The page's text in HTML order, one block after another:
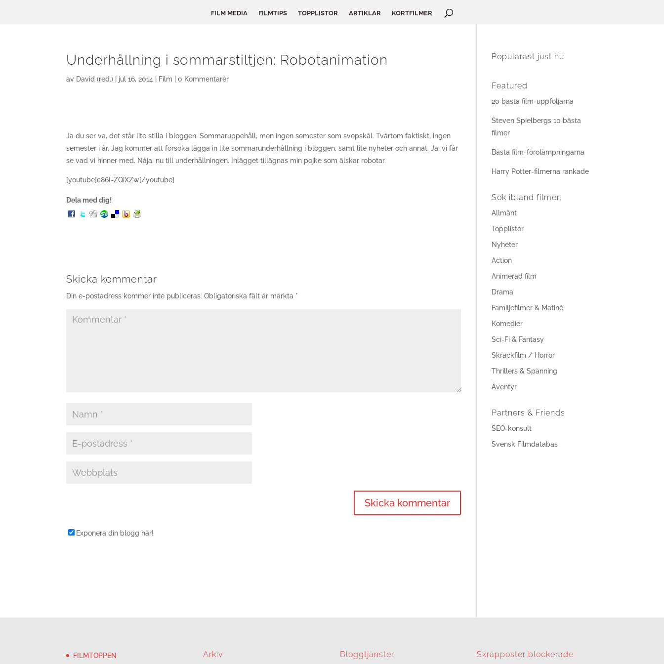
FILM MEDIA FILMTIPS TOPPLISTOR ARTIKLAR KORTFILMER
Underhållning i sommarstiltjen: Robotanimation
av David (red.) jul 16, 2014 Film |0 Kommentarer
Ja du ser va, det står lite stilla i bloggen. Sommaruppehåll, men ingen semester som svepskäl. Tvärtom faktiskt, ingen
semester i år. Jag kommer att försöka lägga in lite sommarunderhållning i bloggen, samt lite nyheter och annat. Ja, vi får
se vad vi hinner med. Nåja, nu till underhållningen. Inlägget tillägnas min pojke som älskar robotar.
[youtube]c86I-ZQiXZw[/youtube]
Dela med dig!
Skicka kommentar
Din e-postadress kommer inte publiceras. Obligatoriska fält är märkta *
Exponera din blogg här!
Populärast just nu
Featured
20 bästa film-uppföljarna
Steven Spielbergs 10 bästa
filmer
Bästa film-förolämpningarna
Harry Potter-filmerna rankade
Sök ibland filmer:
Allmänt
Topplistor
Nyheter
Action
Animerad film
Drama
Familjefilmer & Matiné
Komedier
Sci-Fi & Fantasy
Skräckfilm / Horror
Thrillers & Spänning
Äventyr
Partners & Friends
SEO-konsult
Svensk Filmdatabas
FILMTOPPEN Arkiv Bloggtjänster Skräpposter blockerade